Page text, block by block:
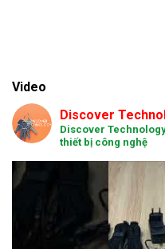
Video
Discover
Discover
thiết bị công nghệ